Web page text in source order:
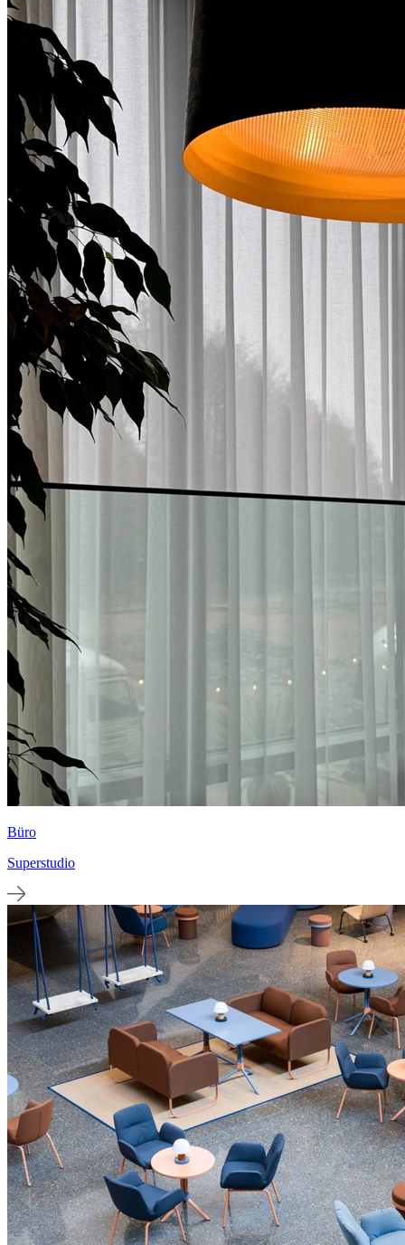
Büro
Superstudio